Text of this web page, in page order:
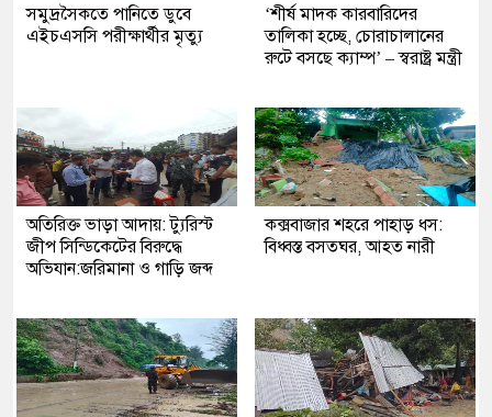
সমুদ্রসৈকতে পানিতে ডুবে
এইচএসসি পরীক্ষার্থীর মৃত্যু
‘শীর্ষ মাদক কারবারিদের
তালিকা হচ্ছে, চোরাচালানের
রুটে বসছে ক্যাম্প’ – স্বরাষ্ট্র মন্ত্রী
অতিরিক্ত ভাড়া আদায়: ট্যুরিস্ট
জীপ সিন্ডিকেটের বিরুদ্ধে
অভিযান:জরিমানা ও গাড়ি জব্দ
কক্সবাজার শহরে পাহাড় ধস:
বিধ্বস্ত বসতঘর, আহত নারী